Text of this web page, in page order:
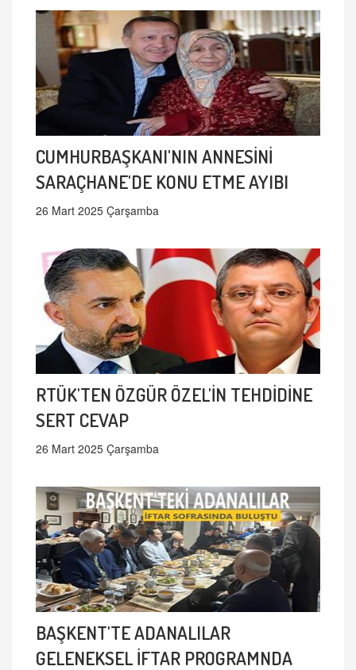
CUMHURBAŞKANI'NIN ANNESİNİ
SARAÇHANE'DE KONU ETME AYIBI
26 Mart 2025 Çarşamba
RTÜK'TEN ÖZGÜR ÖZEL'İN TEHDİDİNE
SERT CEVAP
26 Mart 2025 Çarşamba
BAŞKENT'TE ADANALILAR
GELENEKSEL İFTAR PROGRAMNDA